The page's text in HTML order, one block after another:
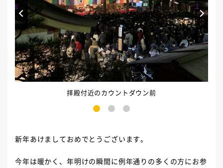
拝殿付近のカウントダウン前
3
Prev Next
新年あけましておめでとうございます。
今年は暖かく、年明けの瞬間に例年通りの多くの方にお参